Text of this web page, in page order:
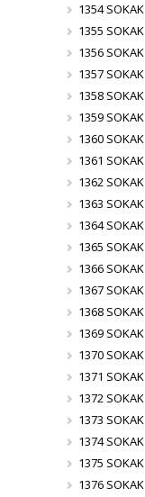
1354 SOKAK
1355 SOKAK
1356 SOKAK
1357 SOKAK
1358 SOKAK
1359 SOKAK
1360 SOKAK
1361 SOKAK
1362 SOKAK
1363 SOKAK
1364 SOKAK
1365 SOKAK
1366 SOKAK
1367 SOKAK
1368 SOKAK
1369 SOKAK
1370 SOKAK
1371 SOKAK
1372 SOKAK
1373 SOKAK
1374 SOKAK
1375 SOKAK
1376 SOKAK